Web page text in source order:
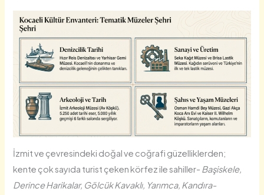
İzmit ve çevresindeki doğal ve coğrafi güzelliklerden;
kente çok sayıda turist çeken körfez ile sahiller- Başiskele,
Derince Harikalar, Gölcük Kavaklı, Yarımca, Kandıra-